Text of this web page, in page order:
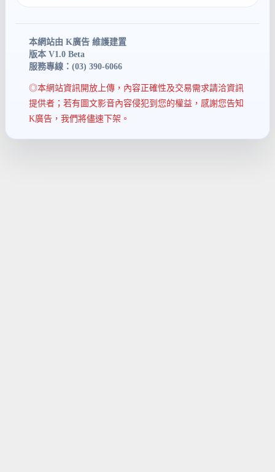
本網站由 K廣告 維護建置
版本 V1.0 Beta
服務專線：(03) 390-6066
◎本網站資訊開放上傳，內容正確性及交易需求請洽資訊
提供者；若有圖文影音內容侵犯到您的權益，感謝您告知
K廣告，我們將儘速下架。